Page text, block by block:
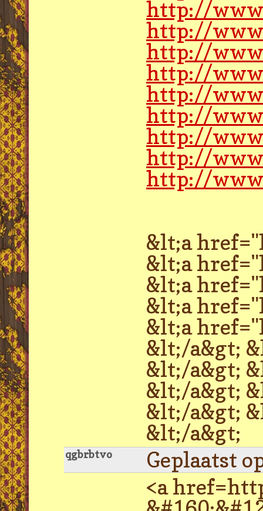
http://
http://
http://
http://
http://
http://
http://
http://
http://
&lt;a
&lt;a
&lt;a
&lt;a
&lt;a
&lt;/a&gt;
&lt;/a&gt;
&lt;/a&gt;
&lt;/a&gt;
&lt;/a&gt;
qgbrbtvo
Geplaatst
<a